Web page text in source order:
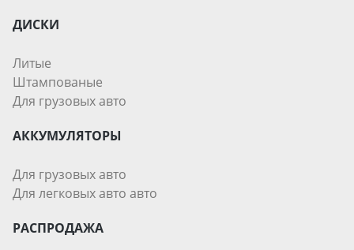
ДИСКИ
Литые
Штампованые
Для грузовых авто
АККУМУЛЯТОРЫ
Для грузовых авто
Для легковых авто авто
РАСПРОДАЖА